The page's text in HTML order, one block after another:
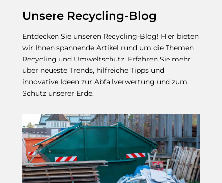
Unsere Recycling-Blog
Entdecken Sie unseren Recycling-Blog! Hier bieten
wir Ihnen spannende Artikel rund um die Themen
Recycling und Umweltschutz. Erfahren Sie mehr
über neueste Trends, hilfreiche Tipps und
innovative Ideen zur Abfallverwertung und zum
Schutz unserer Erde.